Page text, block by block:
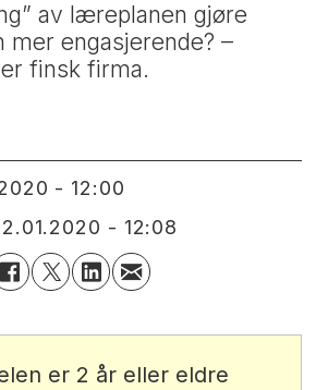
av læreplanen gjøre
mer engasjerende? –
finsk firma.
- 12:00
22.01.2020 - 12:08
er 2 år eller eldre